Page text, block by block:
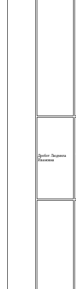
Дробот Людмила
Ивановна